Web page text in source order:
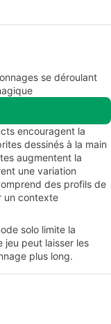
se déroulant
encouragent la
dessinés à la main
augmentent la
une variation
des profils de
un contexte
solo limite la
jeu peut laisser les
plus long.